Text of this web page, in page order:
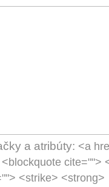
a atribúty: <a
cite="">
<strike> <strong>